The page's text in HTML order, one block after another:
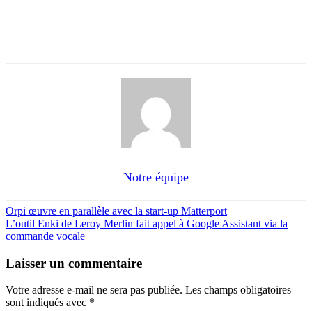
Notre équipe
Orpi œuvre en parallèle avec la start-up Matterport
L’outil Enki de Leroy Merlin fait appel à Google Assistant via la
commande vocale
Laisser un commentaire
Votre adresse e-mail ne sera pas publiée. Les champs obligatoires
sont indiqués avec *